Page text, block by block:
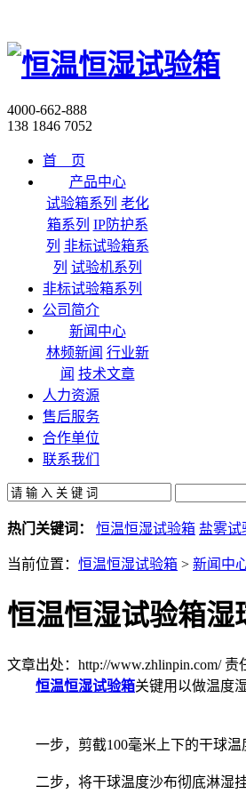
4000-662-888
138 1846 7052
首 页
产品中心
试验箱系列 老化
箱系列 IP防护系
列 非标试验箱系
列 试验机系列
非标试验箱系列
公司简介
新闻中心
林频新闻 行业新
闻 技术文章
人力资源
售后服务
合作单位
联系我们
热门关键词： 恒温恒湿试验箱 盐雾试
当前位置： 恒温恒湿试验箱 > 新闻中
恒温恒湿试验箱湿
文章出处：http://www.zhlinpin.com/责
恒温恒湿试验箱关键用以做温度
一步，剪截100毫米上下的干球温
二步，将干球温度沙布彻底淋湿挂